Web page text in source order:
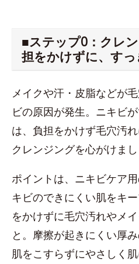
■ステップ0：クレ
担をかけずに、す
メイクや汗・皮脂などが
ビの原因が発生。ニキビ
は、負担をかけず毛穴汚
クレンジングを心がけまし
ポイントは、ニキビケア
キビのできにくい肌をキ
をかけずに毛穴汚れやメ
と。摩擦が起きにくい厚
肌をこすらずにやさしく